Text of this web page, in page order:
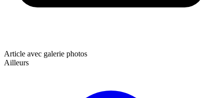
Article avec galerie photos
Ailleurs